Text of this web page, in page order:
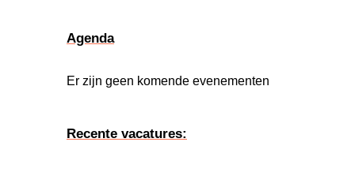
Agenda
Er zijn geen komende evenementen
Recente vacatures: